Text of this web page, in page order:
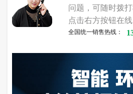
问题，可随时拨
点击右方按钮在线
全国统一销售热线：